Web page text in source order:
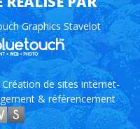
Graphics Stavelot
Création de sites internet-
& référencement